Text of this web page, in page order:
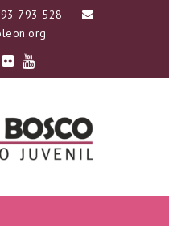
793 528
FlickrYoutube